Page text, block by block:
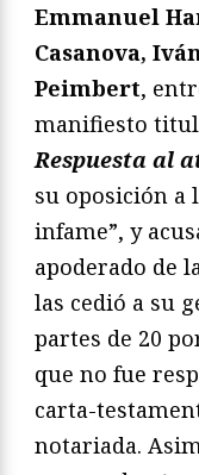
Emmanuel
Casanova,
Peimbert,
manifiesto
Respuesta al
su oposición a
infame”, y
apoderado de
las cedió a su
partes de 20
que no fue
carta-
notariada.